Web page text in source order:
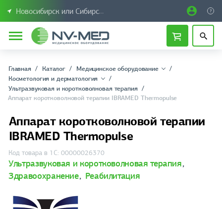
Новосибирск или Сибирский федеральный округ
Главная Каталог
Медицинское оборудование
Косметология и дерматология
Ультразвуковая и коротковолновая терапия
Аппарат коротковолновой терапии IBRAMED Thermopulse
Аппарат коротковолновой терапии
IBRAMED Thermopulse
Код товара в 1С: 00000026370
Ультразвуковая и коротковолновая терапия,
Здравоохранение, Реабилитация